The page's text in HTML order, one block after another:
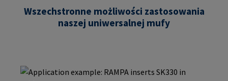
Wszechstronne możliwości zastosowania
naszej uniwersalnej mufy